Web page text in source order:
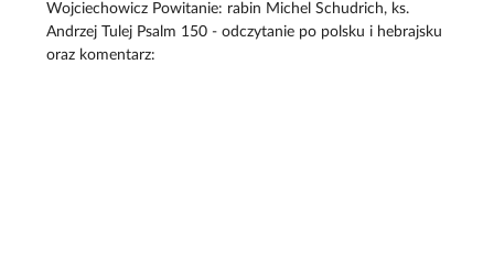
Wojciechowicz Powitanie: rabin Michel Schudrich, ks.
Andrzej Tulej Psalm 150 - odczytanie po polsku i hebrajsku
oraz komentarz: